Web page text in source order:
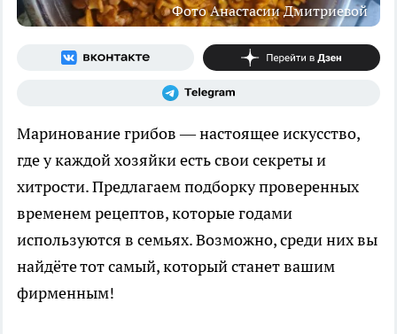
Фото Анастасии Дмитриевой
Маринование грибов — настоящее искусство,
где у каждой хозяйки есть свои секреты и
хитрости. Предлагаем подборку проверенных
временем рецептов, которые годами
используются в семьях. Возможно, среди них вы
найдёте тот самый, который станет вашим
фирменным!